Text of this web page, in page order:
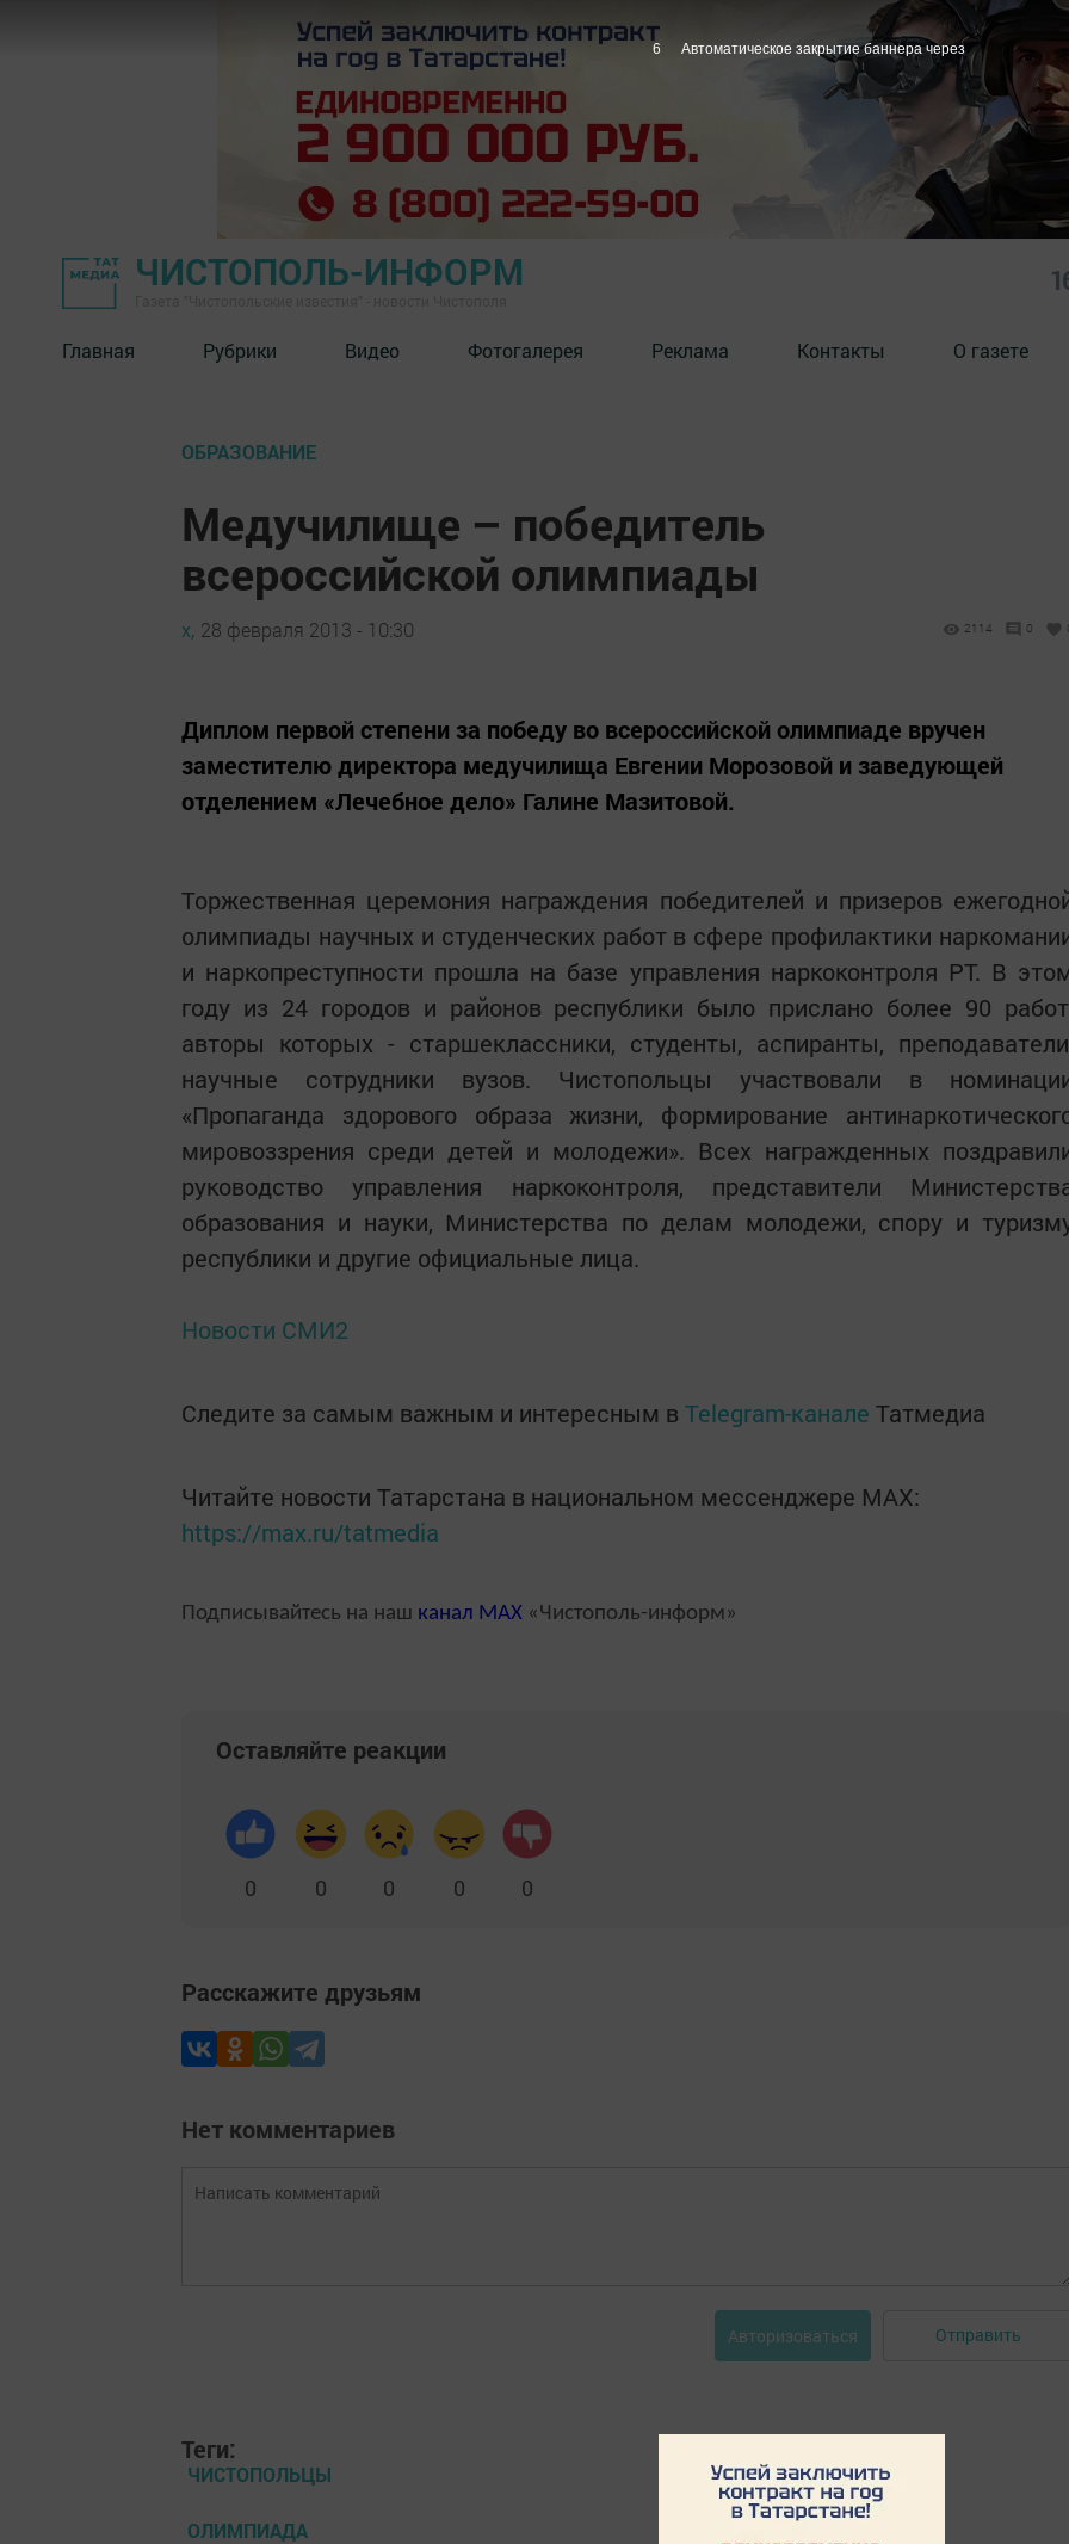
ЧИСТОПОЛЬ-ИНФОРМ
Главная Рубрики Видео Фотогалерея Реклама Контакты О газете
ОБРАЗОВАНИЕ
Медучилище – победитель
всероссийской олимпиады
х, 28 февраля 2013 - 10:30 2114 0
Диплом первой степени за победу во всероссийской олимпиаде вручен
заместителю директора медучилища Евгении Морозовой и заведующей
отделением «Лечебное дело» Галине Мазитовой.
Торжественная церемония награждения победителей и призеров
олимпиады научных и студенчес­ких работ в сфере профилактики
и наркопреступности прошла на базе управления наркоконтроля РТ. В
году из 24 городов и районов республики было прислано более 90
авторы которых - старшеклассники, студенты, аспиранты,
научные сотрудники вузов. Чистопольцы участвовали в
«Пропаганда здорового образа жизни, формирование
мировоззрения среди детей и молодежи». Всех награжденных
руководство управления наркоконтроля, представители
образования и науки, Министерства по делам молодежи, спору и
республики и другие официальные лица.
Новости СМИ2
Следите за самым важным и интересным в Telegram-канале Татмедиа
Читайте новости Татарстана в национальном мессенджере MАХ:
https://max.ru/tatmedia
Подписывайтесь на наш канал MAX «Чистополь-информ»
Оставляйте реакции
0 0 0 0 0
Расскажите друзьям
Нет комментариев
Авторизоваться Отправить
Теги:
ЧИСТОПОЛЬЦЫ
ОЛИМПИАДА
5 Автоматическое закрытие баннера через